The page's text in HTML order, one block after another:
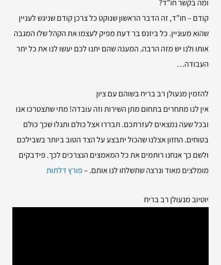
ומה בקשר חו”ד?
קודם – חו”ד, זה הדבר הראשון שנוקט כל צרכן קודם שניגש לעניין
שהוא מעוניין. כל ביזנס בר דעת מפיק לעצמו את הקהל שלו המגבה
אותו ולנו יש מזה הרבה. המענה שהם יתנו לכם יעשו לנו את כל יתר
העבודה…
להזמין מנעולן רב בריח בשוהם עם ציון
אין לנו מתחרים בתחום מתן השירות וזה עובדה! מתי שתצטרכו אנו
ובכל שעה נמצאים לעזרתכם. תבררו אצל כולם ותגלו שכך כולם
בטוחים. החזון אצלנו שהכול יתבצע על הצד הטוב ביותר בשבילכם
ולשם כך אנחנו רותמים את כל המאמצים הנצרכים לכך. פידבקים
מומלצים מאוד ונרצה שתשלחו לנו אותם. –פורץ דלתות
יוטיוב מנעולן רב בריח